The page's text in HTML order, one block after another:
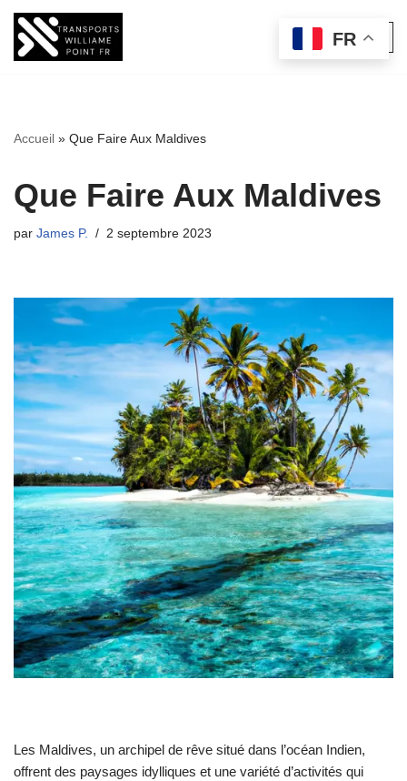
Aller
Accueil » Que Faire Aux Maldives
Que Faire Aux Maldives
par James P. 2 septembre 2023
Les Maldives, un archipel de rêve situé dans l’océan Indien,
offrent des paysages idylliques et une variété d’activités qui
FR